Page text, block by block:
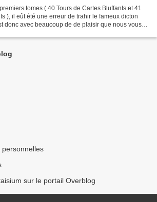
tomes ( 40 Tours de Cartes Bluffants et 41
), il eût été une erreur de trahir le fameux dicton
donc avec beaucoup de de plaisir que nous vous
sur le portail Overblog